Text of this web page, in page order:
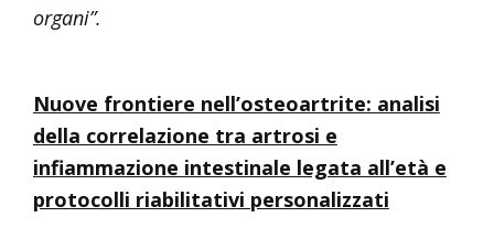
organi”.
Nuove frontiere nell’osteoartrite: analisi
della correlazione tra artrosi e
infiammazione intestinale legata all’età e
protocolli riabilitativi personalizzati